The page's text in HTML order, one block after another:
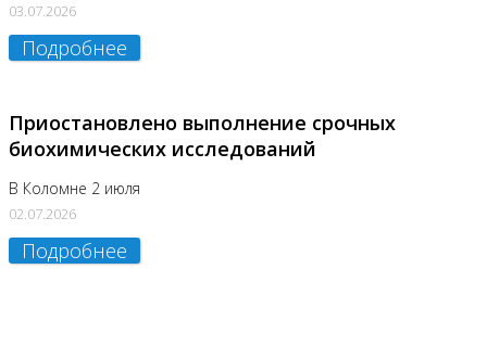
03.07.2026
Подробнее
Приостановлено выполнение срочных
биохимических исследований
В Коломне 2 июля
02.07.2026
Подробнее